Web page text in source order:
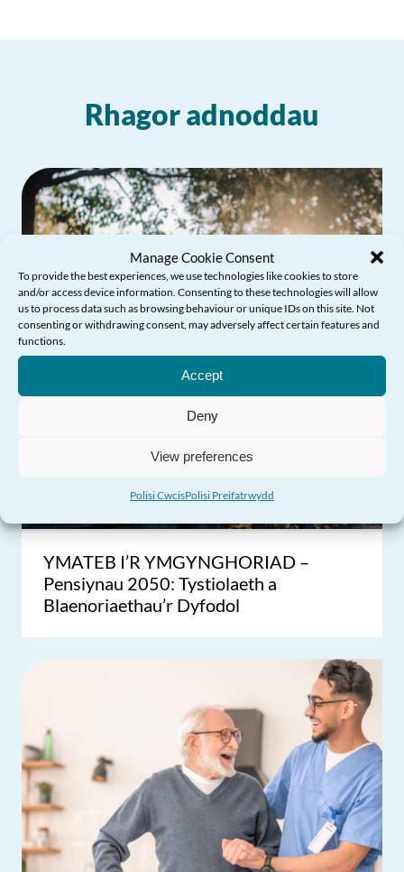
Manage Cookie Consent
To provide the best experiences, we use technologies like cookies to store
and/or access device information. Consenting to these technologies will allow
us to process data such as browsing behaviour or unique IDs on this site. Not
consenting or withdrawing consent, may adversely affect certain features and
functions.
Accept
Deny
View preferences
Polisi CwcisPolisi Preifatrwydd
Angen Help?
Rhagor adnoddau
Ddylanwadu ar polisi ac arferion
YMATEB I’R YMGYNGHORIAD –
Pensiynau 2050: Tystiolaeth a
Blaenoriaethau’r Dyfodol